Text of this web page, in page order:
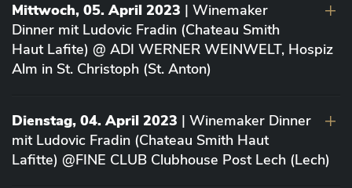
Mittwoch, 05. April 2023 | Winemaker
Dinner mit Ludovic Fradin (Chateau Smith
Haut Lafite) @ ADI WERNER WEINWELT, Hospiz
Alm in St. Christoph (St. Anton)
Dienstag, 04. April 2023 | Winemaker Dinner
mit Ludovic Fradin (Chateau Smith Haut
Lafitte) @FINE CLUB Clubhouse Post Lech (Lech)